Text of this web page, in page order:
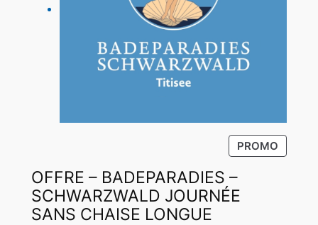
PROMO
R
OFFRE – BADEPARADIES –
SCHWARZWALD JOURNÉE
SANS CHAISE LONGUE